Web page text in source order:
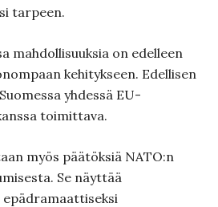
tarpeen.
mahdollisuuksia on edelleen
kehitykseen. Edellisen
yhdessä EU-
toimittava.
myös päätöksiä NATO:n
Se näyttää